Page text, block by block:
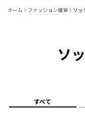
ホーム ファッション雑貨 ソッ
ソ
すべて